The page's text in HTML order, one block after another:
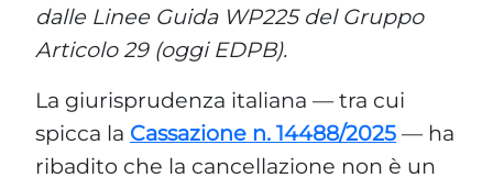
dalle Linee Guida WP225 del Gruppo
Articolo 29 (oggi EDPB).
La giurisprudenza italiana — tra cui
spicca la Cassazione n. 14488/2025 — ha
ribadito che la cancellazione non è un